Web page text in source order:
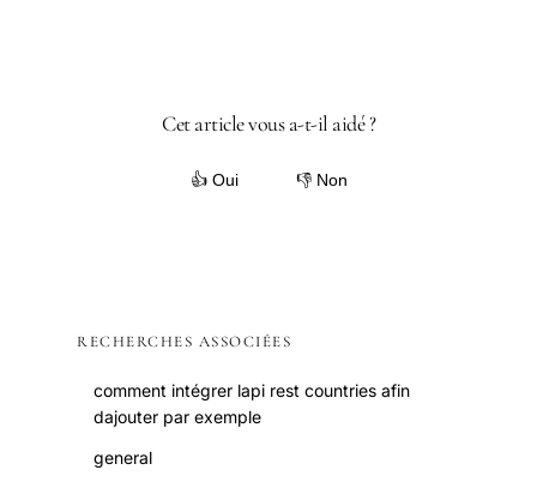
Cet article vous a-t-il aidé ?
👍 Oui 👎 Non
RECHERCHES ASSOCIÉES
comment intégrer lapi rest countries afin
dajouter par exemple
general